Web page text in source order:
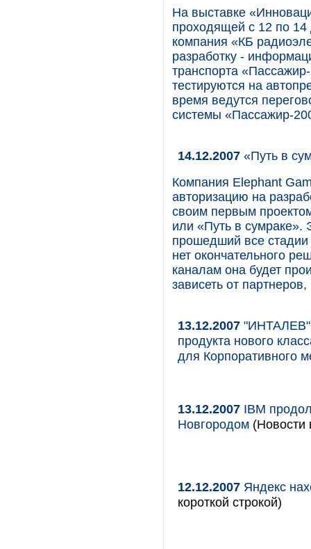
На выставке
проходящей с 12 по 14
компания «КБ
разработку -
транспорта
тестируются на
время ведутся
системы «Пассажир-
14.12.2007 «Путь в
Компания Elephant
авторизацию на
своим первым
или «Путь в сумраке».
прошедший все стадии
нет окончательного
каналам она будет
зависеть от
13.12.2007 "ИНТАЛЕВ"
продукта нового
для Корпоративного
13.12.2007 IBM
Новгородом (Новости
12.12.2007 Яндекс
короткой строкой)